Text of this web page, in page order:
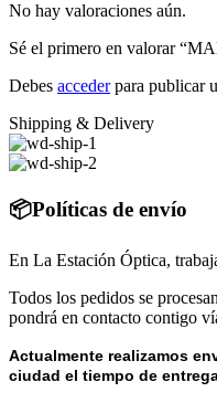
No hay valoraciones aún.
Sé el primero en valorar
Debes accederpara publicar
Shipping & Delivery
📦Políticas de envío
En La Estación Óptica,
Todos los pedidos se
pondrá en contacto contigo
Actualmente realizamos
ciudad el tiempo de